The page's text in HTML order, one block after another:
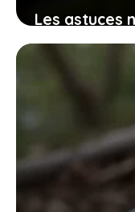
Les astuces
les patates
facilement
robustes